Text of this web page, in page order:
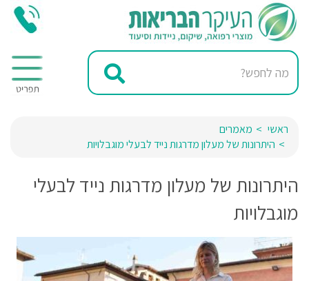
ראשי
מאמרים
היתרונות של מעלון מדרגות נייד לבעלי מוגבלויות
היתרונות של מעלון מדרגות נייד לבעלי
מוגבלויות